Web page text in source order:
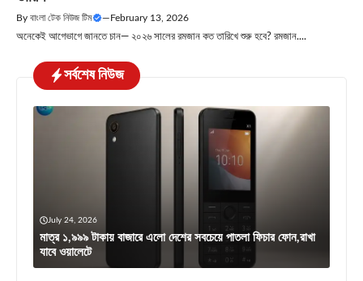
By বাংলা টেক নিউজ টিম —February 13, 2026
অনেকেই আগেভাগে জানতে চান— ২০২৬ সালের রমজান কত তারিখে শুরু হবে? রমজান....
সর্বশেষ নিউজ
July 24, 2026
মাত্র ১,৯৯৯ টাকায় বাজারে এলো দেশের সবচেয়ে পাতলা ফিচার ফোন,রাখা
যাবে ওয়ালেটে